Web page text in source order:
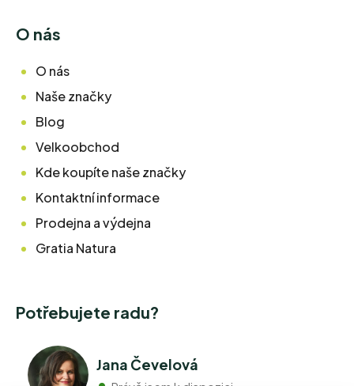
O nás
O nás
Naše značky
Blog
Velkoobchod
Kde koupíte naše značky
Kontaktní informace
Prodejna a výdejna
Gratia Natura
Potřebujete radu?
Jana Čevelová